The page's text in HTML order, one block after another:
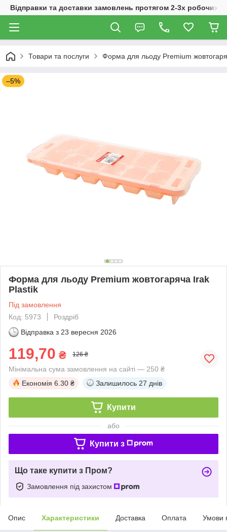
Відправки та доставки замовлень протягом 2-3х робочих
Товари та послуги Форма для льоду Premium
–5%
Форма для льоду Premium жовтогаряча Irak
Plastik
Під замовлення
Код: 5973
Роздріб
Відправка з 23 вересня 2026
119,70 ₴ 126 ₴
Мінімальна сума замовлення на сайті — 250 ₴
Економія 6.30 ₴ Залишилось 27 днів
Купити
або
Купити з
Що таке купити з Пром?
Замовлення під захистом
Опис Характеристики Доставка Оплата Умови